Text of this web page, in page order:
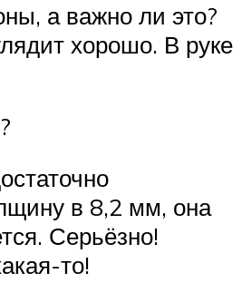
а важно ли это?
хорошо. В руке
в 8,2 мм, она
Серьёзно!
то!